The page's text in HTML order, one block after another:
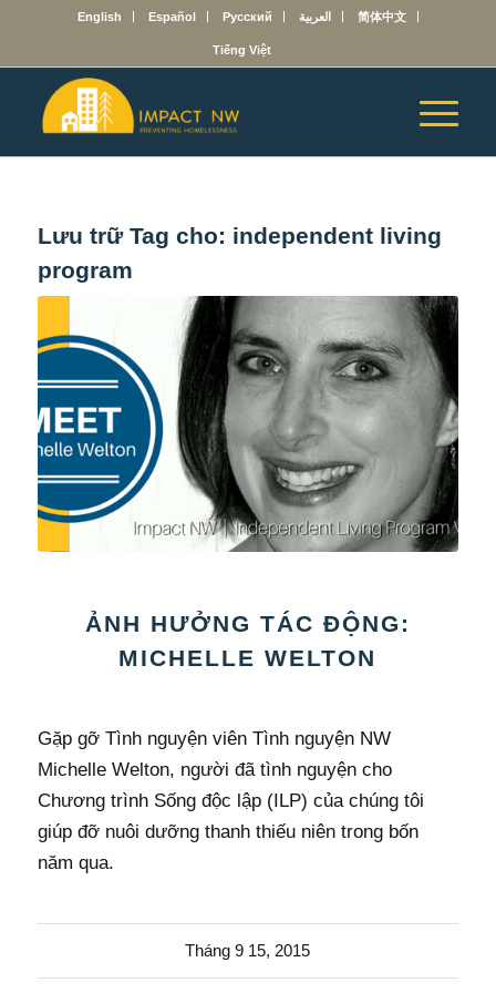
English Español Русский العربية 简体中文
Tiếng Việt
Lưu trữ Tag cho: independent living
program
ẢNH HƯỞNG TÁC ĐỘNG:
MICHELLE WELTON
Gặp gỡ Tình nguyện viên Tình nguyện NW
Michelle Welton, người đã tình nguyện cho
Chương trình Sống độc lập (ILP) của chúng tôi
giúp đỡ nuôi dưỡng thanh thiếu niên trong bốn
năm qua.
Tháng 9 15, 2015